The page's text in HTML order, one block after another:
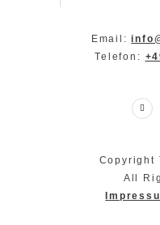
Email:
Telefon:
Copyright
All